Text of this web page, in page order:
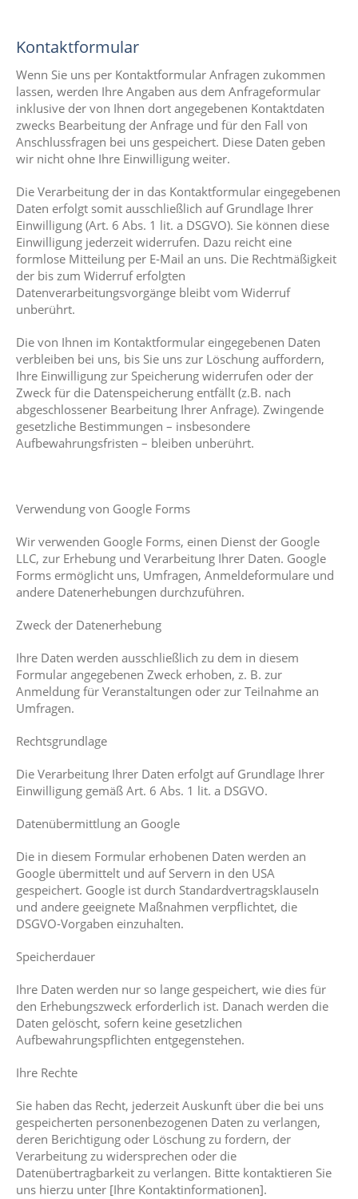
Kontaktformular
Wenn Sie uns per Kontaktformular Anfragen zukommen
lassen, werden Ihre Angaben aus dem Anfrageformular
inklusive der von Ihnen dort angegebenen Kontaktdaten
zwecks Bearbeitung der Anfrage und für den Fall von
Anschlussfragen bei uns gespeichert. Diese Daten geben
wir nicht ohne Ihre Einwilligung weiter.
Die Verarbeitung der in das Kontaktformular eingegebenen
Daten erfolgt somit ausschließlich auf Grundlage Ihrer
Einwilligung (Art. 6 Abs. 1 lit. a DSGVO). Sie können diese
Einwilligung jederzeit widerrufen. Dazu reicht eine
formlose Mitteilung per E‑Mail an uns. Die Rechtmäßigkeit
der bis zum Widerruf erfolgten
Datenverarbeitungsvorgänge bleibt vom Widerruf
unberührt.
Die von Ihnen im Kontaktformular eingegebenen Daten
verbleiben bei uns, bis Sie uns zur Löschung auffordern,
Ihre Einwilligung zur Speicherung widerrufen oder der
Zweck für die Datenspeicherung entfällt (z.B. nach
abgeschlossener Bearbeitung Ihrer Anfrage). Zwingende
gesetzliche Bestimmungen – insbesondere
Aufbewahrungsfristen – bleiben unberührt.
Verwendung von Google Forms
Wir verwenden Google Forms, einen Dienst der Google
LLC, zur Erhebung und Verarbeitung Ihrer Daten. Google
Forms ermöglicht uns, Umfragen, Anmeldeformulare und
andere Datenerhebungen durchzuführen.
Zweck der Datenerhebung
Ihre Daten werden ausschließlich zu dem in diesem
Formular angegebenen Zweck erhoben, z. B. zur
Anmeldung für Veranstaltungen oder zur Teilnahme an
Umfragen.
Rechtsgrundlage
Die Verarbeitung Ihrer Daten erfolgt auf Grundlage Ihrer
Einwilligung gemäß Art. 6 Abs. 1 lit. a DSGVO.
Datenübermittlung an Google
Die in diesem Formular erhobenen Daten werden an
Google übermittelt und auf Servern in den USA
gespeichert. Google ist durch Standardvertragsklauseln
und andere geeignete Maßnahmen verpflichtet, die
DSGVO-Vorgaben einzuhalten.
Speicherdauer
Ihre Daten werden nur so lange gespeichert, wie dies für
den Erhebungszweck erforderlich ist. Danach werden die
Daten gelöscht, sofern keine gesetzlichen
Aufbewahrungspflichten entgegenstehen.
Ihre Rechte
Sie haben das Recht, jederzeit Auskunft über die bei uns
gespeicherten personenbezogenen Daten zu verlangen,
deren Berichtigung oder Löschung zu fordern, der
Verarbeitung zu widersprechen oder die
Datenübertragbarkeit zu verlangen. Bitte kontaktieren Sie
uns hierzu unter [Ihre Kontaktinformationen].